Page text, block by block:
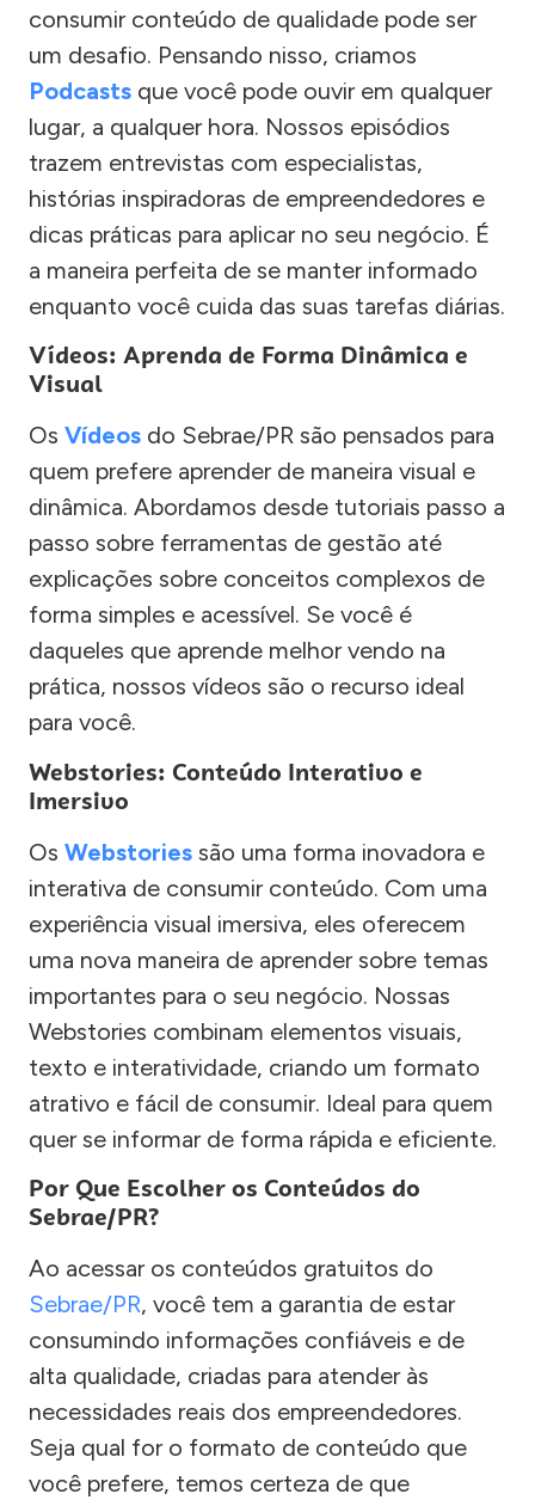
consumir conteúdo de qualidade pode ser
um desafio. Pensando nisso, criamos
Podcasts que você pode ouvir em qualquer
lugar, a qualquer hora. Nossos episódios
trazem entrevistas com especialistas,
histórias inspiradoras de empreendedores e
dicas práticas para aplicar no seu negócio. É
a maneira perfeita de se manter informado
enquanto você cuida das suas tarefas diárias.
Vídeos: Aprenda de Forma Dinâmica e
Visual
Os Vídeos do Sebrae/PR são pensados para
quem prefere aprender de maneira visual e
dinâmica. Abordamos desde tutoriais passo a
passo sobre ferramentas de gestão até
explicações sobre conceitos complexos de
forma simples e acessível. Se você é
daqueles que aprende melhor vendo na
prática, nossos vídeos são o recurso ideal
para você.
Webstories: Conteúdo Interativo e
Imersivo
Os Webstories são uma forma inovadora e
interativa de consumir conteúdo. Com uma
experiência visual imersiva, eles oferecem
uma nova maneira de aprender sobre temas
importantes para o seu negócio. Nossas
Webstories combinam elementos visuais,
texto e interatividade, criando um formato
atrativo e fácil de consumir. Ideal para quem
quer se informar de forma rápida e eficiente.
Por Que Escolher os Conteúdos do
Sebrae/PR?
Ao acessar os conteúdos gratuitos do
Sebrae/PR, você tem a garantia de estar
consumindo informações confiáveis e de
alta qualidade, criadas para atender às
necessidades reais dos empreendedores.
Seja qual for o formato de conteúdo que
você prefere, temos certeza de que